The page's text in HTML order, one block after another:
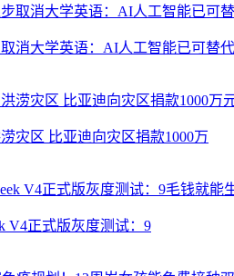
消大学英语：AI人工智能已可替代
灾区 比亚迪向灾区捐款1000万
V4正式版灰度测试：9